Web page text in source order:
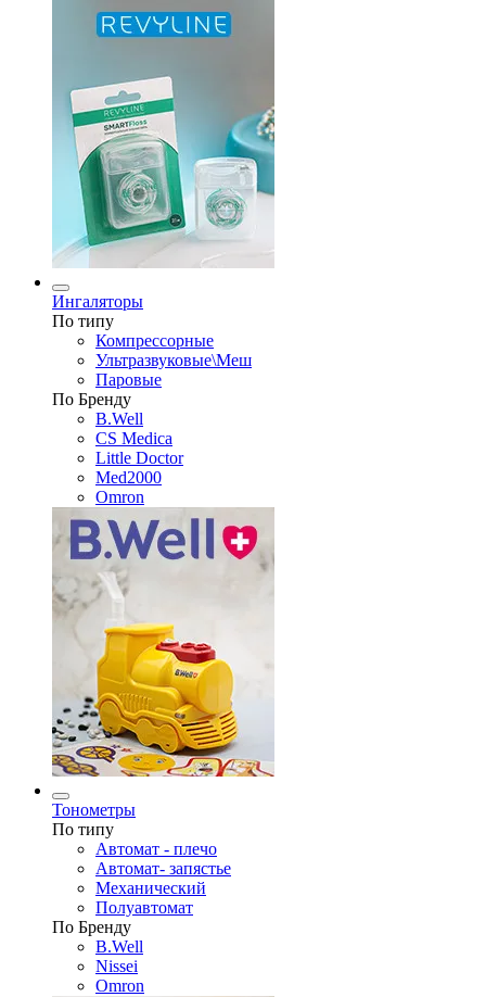
Ингаляторы
По типу
Компрессорные
Ультразвуковые\Меш
Паровые
По Бренду
B.Well
CS Medica
Little Doctor
Med2000
Omron
Тонометры
По типу
Автомат - плечо
Автомат- запястье
Механический
Полуавтомат
По Бренду
B.Well
Nissei
Omron